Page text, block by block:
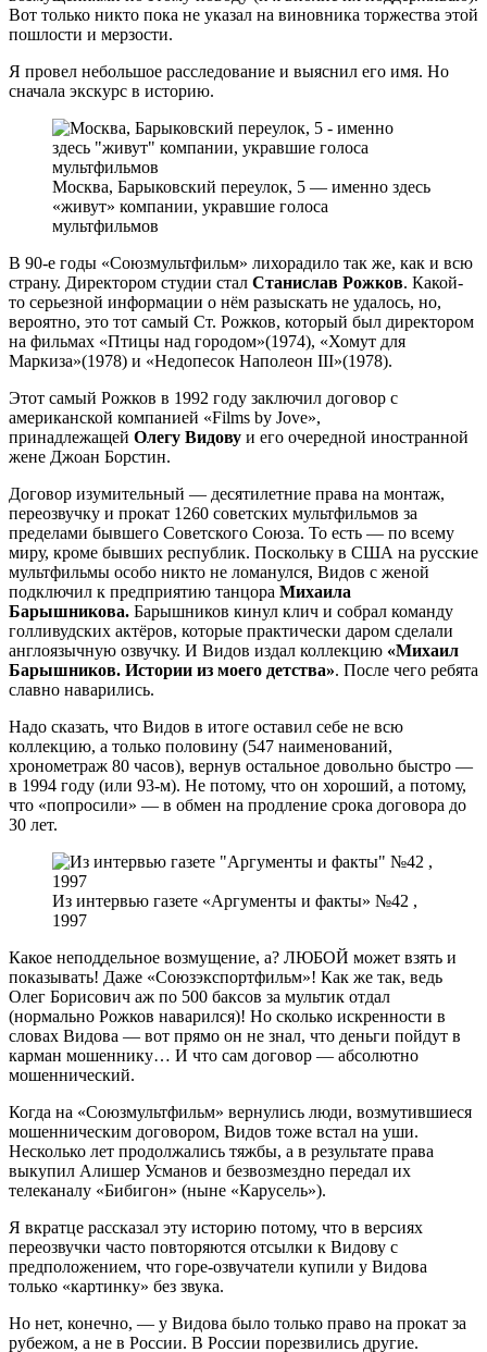
Вот только никто пока не указал на виновника торжества этой
пошлости и мерзости.
Я провел небольшое расследование и выяснил его имя. Но
сначала экскурс в историю.
Москва, Барыковский переулок, 5 — именно здесь
«живут» компании, укравшие голоса
мультфильмов
В 90-е годы «Союзмультфильм» лихорадило так же, как и всю
страну. Директором студии стал Станислав Рожков. Какой-
то серьезной информации о нём разыскать не удалось, но,
вероятно, это тот самый Ст. Рожков, который был директором
на фильмах «Птицы над городом»(1974), «Хомут для
Маркиза»(1978) и «Недопесок Наполеон III»(1978).
Этот самый Рожков в 1992 году заключил договор с
американской компанией «Films by Jove»,
принадлежащей Олегу Видову и его очередной иностранной
жене Джоан Борстин.
Договор изумительный — десятилетние права на монтаж,
переозвучку и прокат 1260 советских мультфильмов за
пределами бывшего Советского Союза. То есть — по всему
миру, кроме бывших республик. Поскольку в США на русские
мультфильмы особо никто не ломанулся, Видов с женой
подключил к предприятию танцора Михаила
Барышникова. Барышников кинул клич и собрал команду
голливудских актёров, которые практически даром сделали
англоязычную озвучку. И Видов издал коллекцию «Михаил
Барышников. Истории из моего детства». После чего ребята
славно наварились.
Надо сказать, что Видов в итоге оставил себе не всю
коллекцию, а только половину (547 наименований,
хронометраж 80 часов), вернув остальное довольно быстро —
в 1994 году (или 93-м). Не потому, что он хороший, а потому,
что «попросили» — в обмен на продление срока договора до
30 лет.
Из интервью газете «Аргументы и факты» №42 ,
1997
Какое неподдельное возмущение, а? ЛЮБОЙ может взять и
показывать! Даже «Союзэкспортфильм»! Как же так, ведь
Олег Борисович аж по 500 баксов за мультик отдал
(нормально Рожков наварился)! Но сколько искренности в
словах Видова — вот прямо он не знал, что деньги пойдут в
карман мошеннику… И что сам договор — абсолютно
мошеннический.
Когда на «Союзмультфильм» вернулись люди, возмутившиеся
мошенническим договором, Видов тоже встал на уши.
Несколько лет продолжались тяжбы, а в результате права
выкупил Алишер Усманов и безвозмездно передал их
телеканалу «Бибигон» (ныне «Карусель»).
Я вкратце рассказал эту историю потому, что в версиях
переозвучки часто повторяются отсылки к Видову с
предположением, что горе-озвучатели купили у Видова
только «картинку» без звука.
Но нет, конечно, — у Видова было только право на прокат за
рубежом, а не в России. В России порезвились другие.